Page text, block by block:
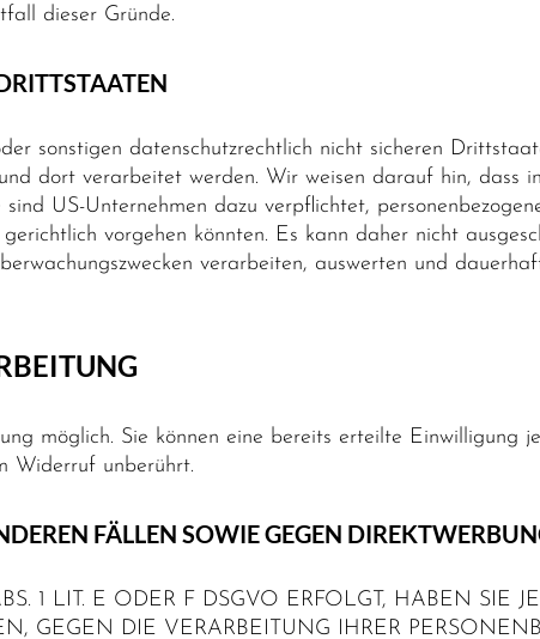
dieser Gründe.
sonstigen datenschutzrechtlich nicht sicheren
dort verarbeitet werden. Wir weisen darauf hin, dass
US-Unternehmen dazu verpflichtet,
vorgehen könnten. Es kann daher nicht
verarbeiten, auswerten und
möglich. Sie können eine bereits erteilte Einwilligung
Widerruf unberührt.
FÄLLEN SOWIE GEGEN
1 LIT. E ODER F DSGVO ERFOLGT, HABEN SIE
GEGEN DIE VERARBEITUNG IHRER